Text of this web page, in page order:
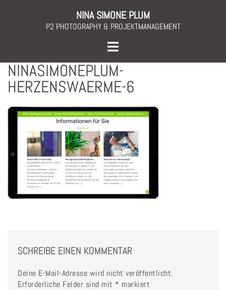
NINA SIMONE PLUM
P2 PHOTOGRAPHY & PROJEKTMANAGEMENT
Toggle
menu
NINASIMONEPLUM-
HERZENSWAERME-6
SCHREIBE EINEN KOMMENTAR
Deine E-Mail-Adresse wird nicht veröffentlicht.
Erforderliche Felder sind mit * markiert